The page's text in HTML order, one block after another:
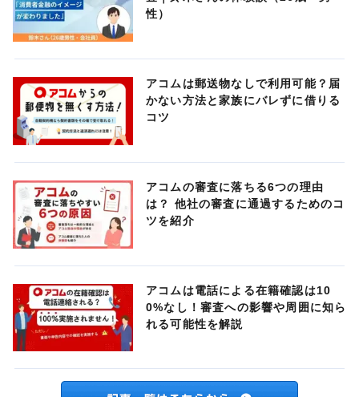
性）
アコムは郵送物なしで利用可能？届
かない方法と家族にバレずに借りる
コツ
アコムの審査に落ちる6つの理由
は？ 他社の審査に通過するためのコ
ツを紹介
アコムは電話による在籍確認は10
0%なし！審査への影響や周囲に知ら
れる可能性を解説